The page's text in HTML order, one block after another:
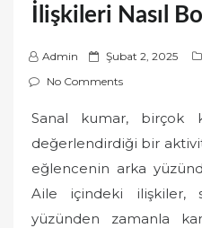
İlişkileri Nasıl
Admin
P
o
t
e
d
Şubat 2, 2025
No Comments
Sanal kumar, birçok
değerlendirdiği bir
eğlencenin arka
Aile içindeki ilişkiler,
yüzünden zamanla